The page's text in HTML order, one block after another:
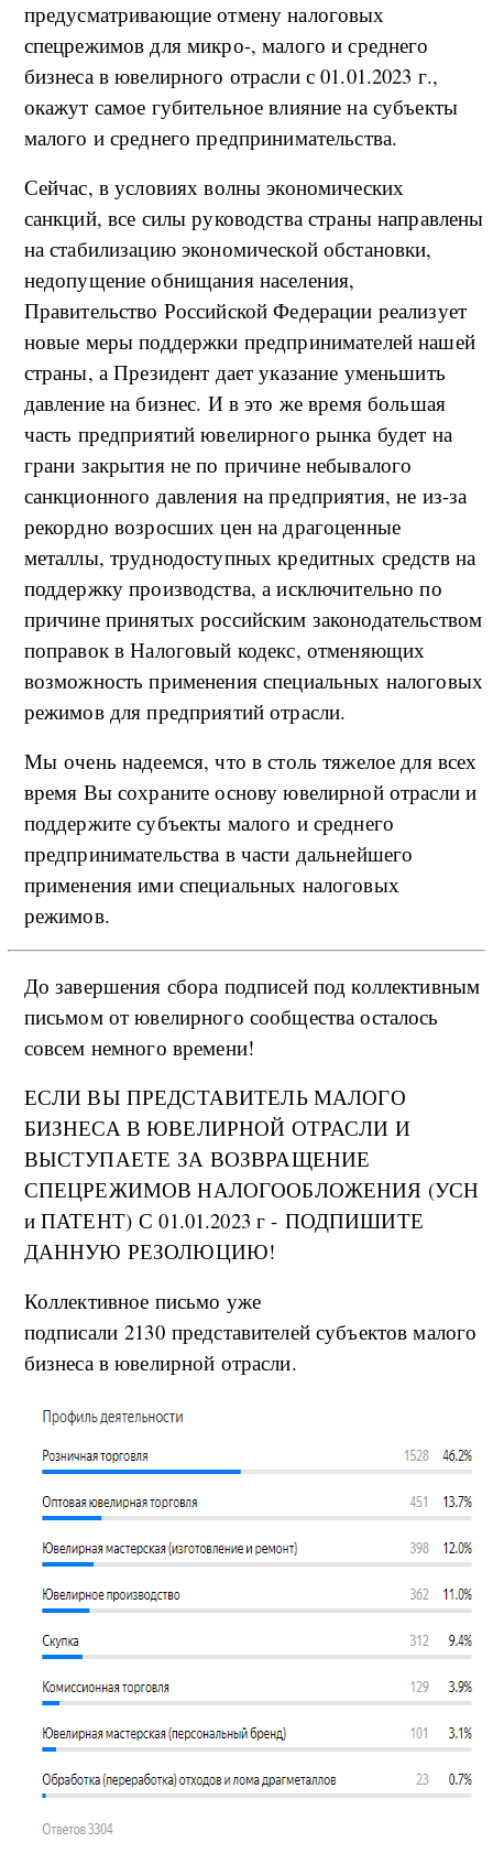
предусматривающие отмену налоговых
спецрежимов для микро-, малого и среднего
бизнеса в ювелирного отрасли с 01.01.2023 г.,
окажут самое губительное влияние на субъекты
малого и среднего предпринимательства.
Сейчас, в условиях волны экономических
санкций, все силы руководства страны направлены
на стабилизацию экономической обстановки,
недопущение обнищания населения,
Правительство Российской Федерации реализует
новые меры поддержки предпринимателей нашей
страны, а Президент дает указание уменьшить
давление на бизнес. И в это же время большая
часть предприятий ювелирного рынка будет на
грани закрытия не по причине небывалого
санкционного давления на предприятия, не из-за
рекордно возросших цен на драгоценные
металлы, труднодоступных кредитных средств на
поддержку производства, а исключительно по
причине принятых российским законодательством
поправок в Налоговый кодекс, отменяющих
возможность применения специальных налоговых
режимов для предприятий отрасли.
Мы очень надеемся, что в столь тяжелое для всех
время Вы сохраните основу ювелирной отрасли и
поддержите субъекты малого и среднего
предпринимательства в части дальнейшего
применения ими специальных налоговых
режимов.
До завершения сбора подписей под коллективным
письмом от ювелирного сообщества осталось
совсем немного времени!
ЕСЛИ ВЫ ПРЕДСТАВИТЕЛЬ МАЛОГО
БИЗНЕСА В ЮВЕЛИРНОЙ ОТРАСЛИ И
ВЫСТУПАЕТЕ ЗА ВОЗВРАЩЕНИЕ
СПЕЦРЕЖИМОВ НАЛОГООБЛОЖЕНИЯ (УСН
и ПАТЕНТ) С 01.01.2023 г - ПОДПИШИТЕ
ДАННУЮ РЕЗОЛЮЦИЮ!
Коллективное письмо уже
подписали 2130 представителей субъектов малого
бизнеса в ювелирной отрасли.